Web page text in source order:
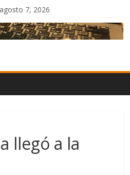
7, 2026
llegó a la